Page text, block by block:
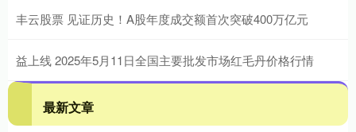
丰云股票 见证历史！A股年度成交额首次突破400万亿元
益上线 2025年5月11日全国主要批发市场红毛丹价格行情
最新文章